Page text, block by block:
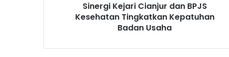
Sinergi Kejari Cianjur dan BPJS
Kesehatan Tingkatkan Kepatuhan
Badan Usaha